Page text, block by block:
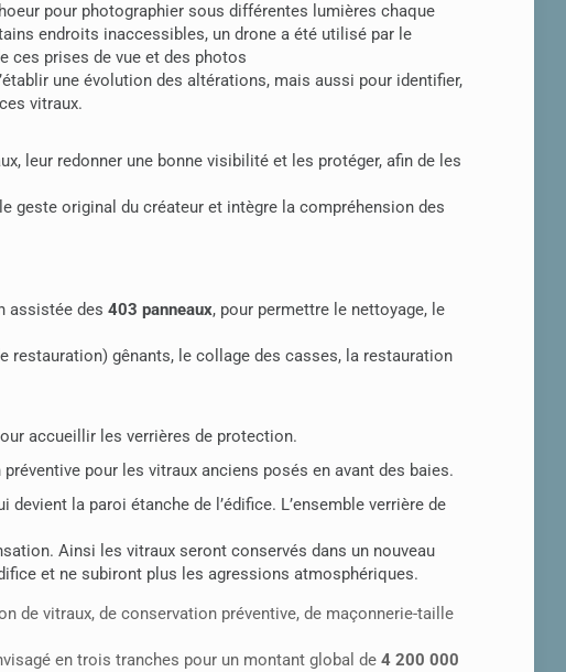
pour photographier sous différentes lumières chaque
endroits inaccessibles, un drone a été utilisé par le
ces prises de vue et des photos
une évolution des altérations, mais aussi pour identifier,
vitraux.
leur redonner une bonne visibilité et les protéger, afin de les
geste original du créateur et intègre la compréhension des
assistée des 403 panneaux, pour permettre le nettoyage, le
restauration) gênants, le collage des casses, la restauration
accueillir les verrières de protection.
pour les vitraux anciens posés en avant des baies.
devient la paroi étanche de l’édifice. L’ensemble verrière de
Ainsi les vitraux seront conservés dans un nouveau
et ne subiront plus les agressions atmosphériques.
de vitraux, de conservation préventive, de maçonnerie-taille
en trois tranches pour un montant global de 4 200 000